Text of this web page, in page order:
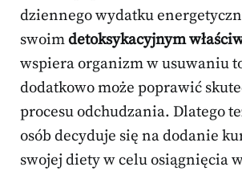
dziennego wydatku
swoimdetoksykacyjnym
wspiera organizm w usuwaniu
dodatkowo może poprawić
procesu odchudzania. Dlatego
osób decyduje się na dodanie
swojej diety w celu osiągnięcia